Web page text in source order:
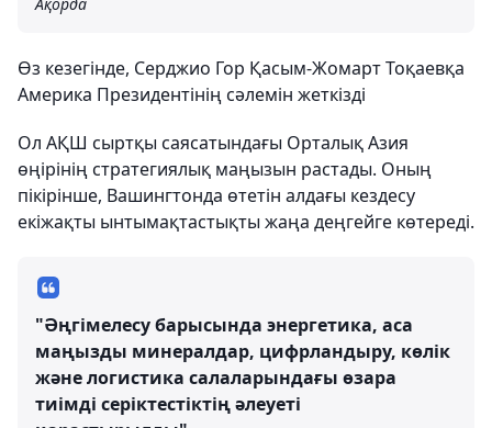
Өз кезегінде, Серджио Гор Қасым-Жомарт Тоқаевқа
Америка Президентінің сәлемін жеткізді
Ол АҚШ сыртқы саясатындағы Орталық Азия
өңірінің стратегиялық маңызын растады. Оның
пікірінше, Вашингтонда өтетін алдағы кездесу
екіжақты ынтымақтастықты жаңа деңгейге көтереді.
"Әңгімелесу барысында энергетика, аса
маңызды минералдар, цифрландыру, көлік
және логистика салаларындағы өзара
тиімді серіктестіктің әлеуеті